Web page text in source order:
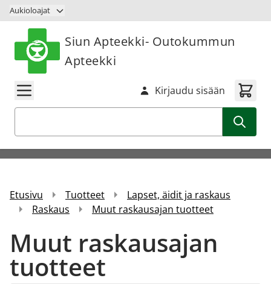
Siirry sisältöön
Aukioloajat
Siun Apteekki- Outokummun
Apteekki
Kirjaudu sisään
Etusivu Tuotteet
Lapset, äidit ja raskaus
Raskaus
Muut raskausajan tuotteet
Muut raskausajan
tuotteet